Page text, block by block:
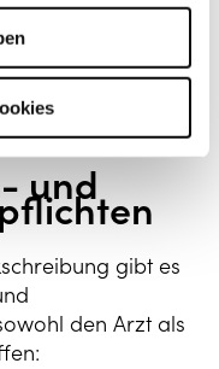
Arzt eindeutig
bereits vor
sofortige
der
und
gibt es
den Arzt als